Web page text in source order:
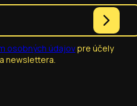
osobných údajovpre účely
newslettera.